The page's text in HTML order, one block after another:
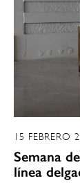
15 FEBRERO
Semana
línea